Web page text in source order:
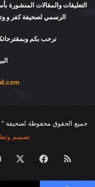
التعليقات والمقالات المنشورة
الرسمي لصحيفة كفر و وتر
نرحب بكم
جميع الحقوق محفوظة لصحيفة "
تصميم
ملخص
الموقع
فيسبوك